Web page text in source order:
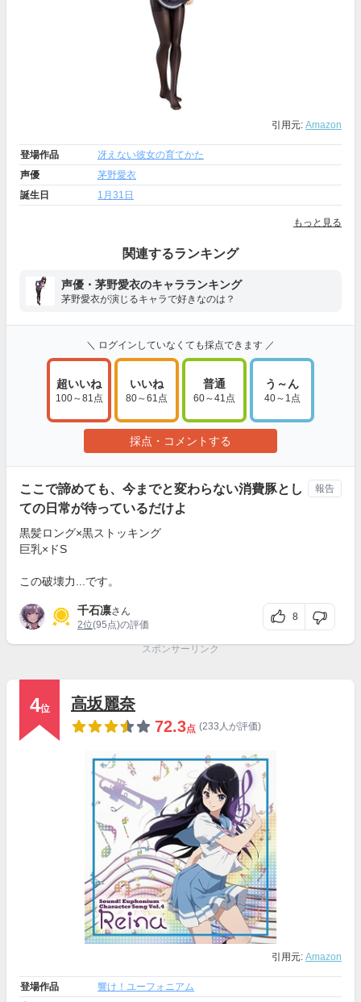
引用元: Amazon
登場作品
冴えない彼女の育てかた
声優
茅野愛衣
誕生日
1月31日
もっと見る
関連するランキング
声優・茅野愛衣のキャラランキング
茅野愛衣が演じるキャラで好きなのは？
＼ ログインしていなくても採点できます ／
超いいね
100～81点
いいね
80～61点
普通
60～41点
う～ん
40～1点
採点・コメントする
ここで諦めても、今までと変わらない消費豚とし
ての日常が待っているだけよ
黒髪ロング×黒ストッキング
巨乳×ドS
この破壊力...です。
千石凛さん
2位(95点)の評価
8
報告
スポンサーリンク
4位
高坂麗奈
72.3点 (233人が評価)
引用元: Amazon
登場作品
響け！ユーフォニアム